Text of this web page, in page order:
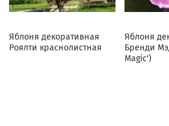
Яблоня декоративная
Роялти краснолистная
Яблоня
Бренди
Magic')